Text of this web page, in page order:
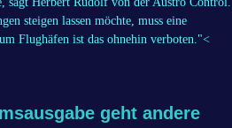
steigen lassen möchte, muss eine
Flughäfen ist das ohnehin verboten."<
geht andere